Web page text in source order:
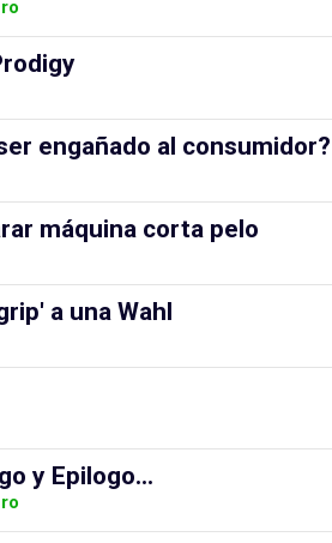
engañado al consumidor?
máquina corta pelo
a una Wahl
y Epilogo...